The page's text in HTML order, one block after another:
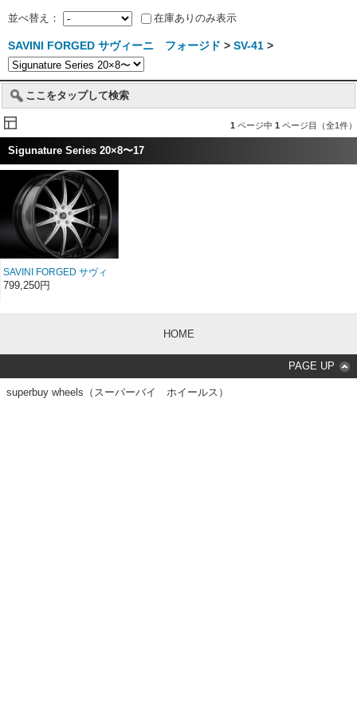
並べ替え： 在庫ありのみ表示
SAVINI FORGED サヴィーニ フォージド > SV-41 >
ここをタップして検索
1 ページ中 1 ページ目（全1件）
Sigunature Series 20×8〜17
SAVINI FORGED サヴィ
ーニ フォージド
799,250円
HOME
PAGE UP
superbuy wheels（スーパーバイ ホイールス）